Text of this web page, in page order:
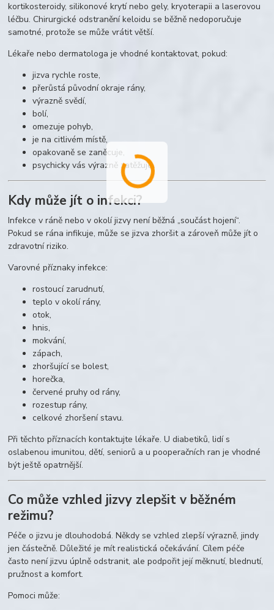
kortikosteroidy, silikonové krytí nebo gely, kryoterapii a laserovou
léčbu. Chirurgické odstranění keloidu se běžně nedoporučuje
samotné, protože se může vrátit větší.
Lékaře nebo dermatologa je vhodné kontaktovat, pokud:
jizva rychle roste,
přerůstá původní okraje rány,
výrazně svědí,
bolí,
omezuje pohyb,
je na citlivém místě,
opakovaně se zaněcuje,
psychicky vás výrazně zatěžuje.
Kdy může jít o infekci?
Infekce v ráně nebo v okolí jizvy není běžná „součást hojení“.
Pokud se rána infikuje, může se jizva zhoršit a zároveň může jít o
zdravotní riziko.
Varovné příznaky infekce:
rostoucí zarudnutí,
teplo v okolí rány,
otok,
hnis,
mokvání,
zápach,
zhoršující se bolest,
horečka,
červené pruhy od rány,
rozestup rány,
celkové zhoršení stavu.
Při těchto příznacích kontaktujte lékaře. U diabetiků, lidí s
oslabenou imunitou, dětí, seniorů a u pooperačních ran je vhodné
být ještě opatrnější.
Co může vzhled jizvy zlepšit v běžném
režimu?
Péče o jizvu je dlouhodobá. Někdy se vzhled zlepší výrazně, jindy
jen částečně. Důležité je mít realistická očekávání. Cílem péče
často není jizvu úplně odstranit, ale podpořit její měknutí, blednutí,
pružnost a komfort.
Pomoci může: